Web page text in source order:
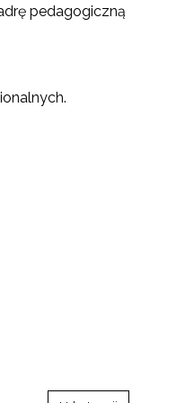
pedagogiczną